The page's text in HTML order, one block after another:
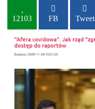
12103 FB Tweet